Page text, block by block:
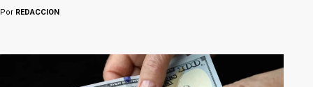
Por REDACCION